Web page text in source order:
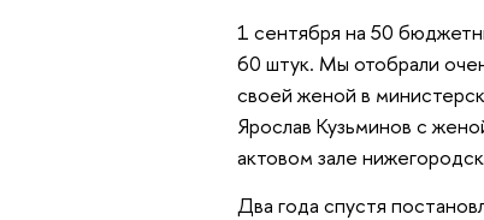
1 сентября на 50
60 штук. Мы отобрали
своей женой в
Ярослав Кузьминов с
актовом зале
Два года спустя